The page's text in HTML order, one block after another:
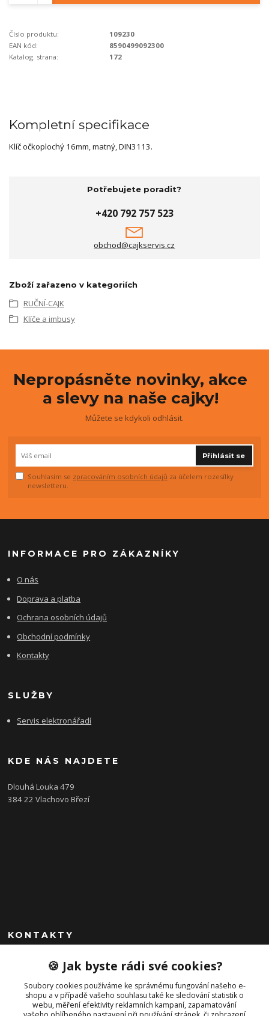
Číslo produktu:
109230
EAN kód:
8590499092300
Katalog. strana:
172
Kompletní specifikace
Klíč očkoplochý 16mm, matný, DIN3113.
Potřebujete poradit?
+420 792 757 523
obchod@cajkservis.cz
Zboží zařazeno v kategoriích
RUČNÍ-CAJK
Klíče a imbusy
Nepropásněte novinky, akce
a slevy na naše cajky!
Můžete se kdykoli odhlásit.
Přihlásit se
Souhlasím se zpracováním osobních údajů za účelem rozesílky
newsletteru.
INFORMACE PRO ZÁKAZNÍKY
O nás
Doprava a platba
Ochrana osobních údajů
Obchodní podmínky
Kontakty
SLUŽBY
Servis elektronářadí
KDE NÁS NAJDETE
Dlouhá Louka 479
384 22 Vlachovo Březí
KONTAKTY
+420 792 757 523
obchod@cajkservis.cz
🍪 Jak byste rádi své cookies?
Soubory cookies používáme ke správnému fungování našeho e-
shopu a v případě vašeho souhlasu také ke sledování statistik o
webu, měření efektivity reklamních kampaní, zapamatování